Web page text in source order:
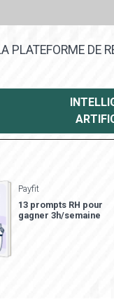
PLATEFORME DE
Payfit
13 prompts RH pour
gagner 3h/semaine